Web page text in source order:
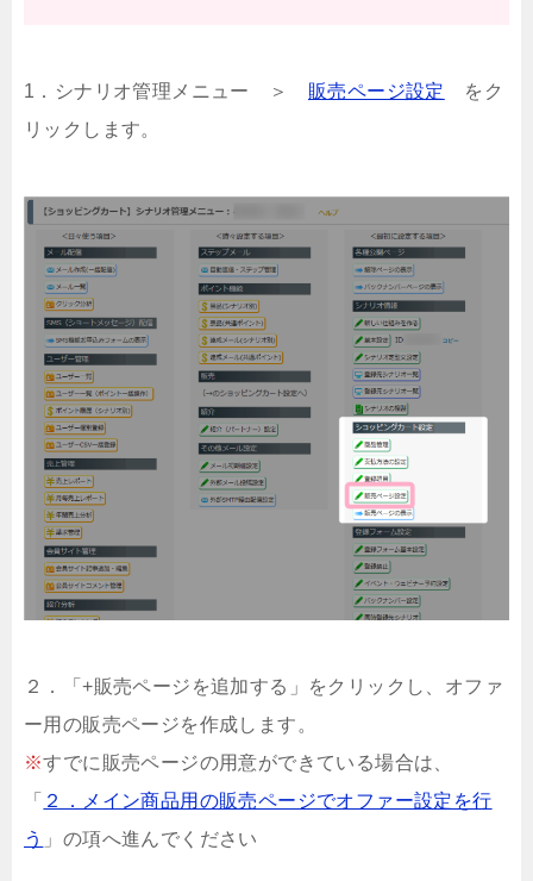
1．シナリオ管理メニュー ＞ 販売ページ設定
をク
リックします。
２．「+販売ページを追加する」をクリックし、オファ
ー用の販売ページを作成します。
※すでに販売ページの用意ができている場合は、
「 ２．メイン商品用の販売ページでオファー設定を行
う 」の項へ進んでください